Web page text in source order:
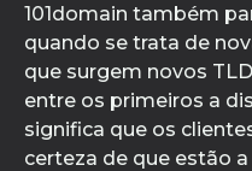
101domain também
quando se trata de
que surgem novos
entre os primeiros a
significa que os
certeza de que estão